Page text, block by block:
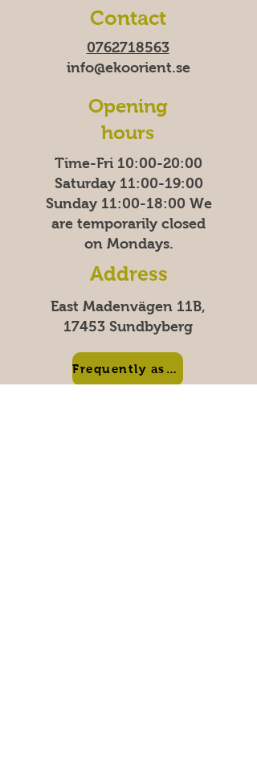
Contact
0762718563
info@ekoorient.se
Opening
hours
Time-Fri 10:00-20:00
Saturday 11:00-19:00
Sunday 11:00-18:00 We
are temporarily closed
on Mondays.
Address
East Madenvägen 11B,
17453 Sundbyberg
Frequently asked questions